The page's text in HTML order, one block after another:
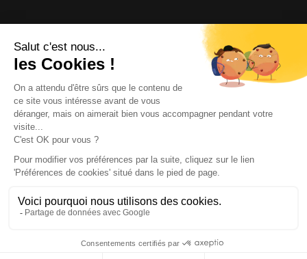
© 2026 | Cité des Arts | Tous droits réservés